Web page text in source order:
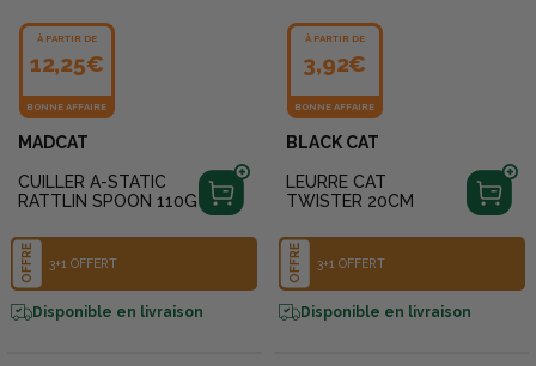
À PARTIR DE
12,25€
BONNE AFFAIRE
MADCAT
CUILLER A-STATIC
RATTLIN SPOON 110G
OFFRE 3+1 OFFERT
Disponible en livraison
À PARTIR DE
3,92€
BONNE AFFAIRE
BLACK CAT
LEURRE CAT
TWISTER 20CM
OFFRE 3+1 OFFERT
Disponible en livraison